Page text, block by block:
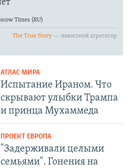
АТЛАС МИРА
Испытание Ираном. Что
скрывают улыбки Трампа
и принца Мухаммеда
ПРОЕКТ ЕВРОПА
"Задерживали целыми
семьями". Гонения на